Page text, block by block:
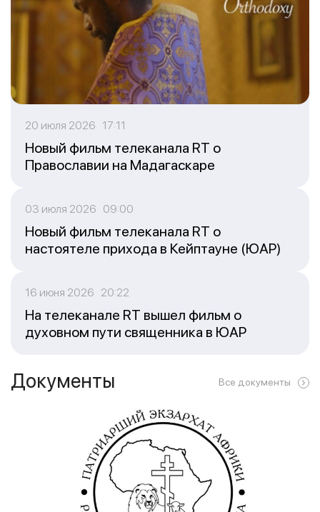
20 июля 2026 17:11
Новый фильм телеканала RT о
Православии на Мадагаскаре
03 июля 2026 09:00
Новый фильм телеканала RT о
настоятеле прихода в Кейптауне (ЮАР)
16 июня 2026 20:22
На телеканале RT вышел фильм о
духовном пути священника в ЮАР
Документы Все документы